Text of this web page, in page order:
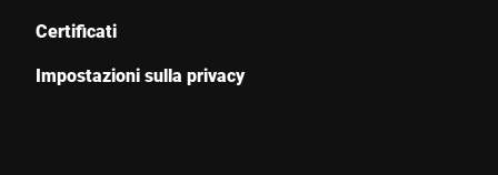
Certificati
Impostazioni sulla privacy